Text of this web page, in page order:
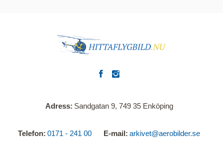
Adress Sandgatan 9, 749 35 Enköping
Telefon 0171 - 241 00 E-mail arkivet@aerobilder.se